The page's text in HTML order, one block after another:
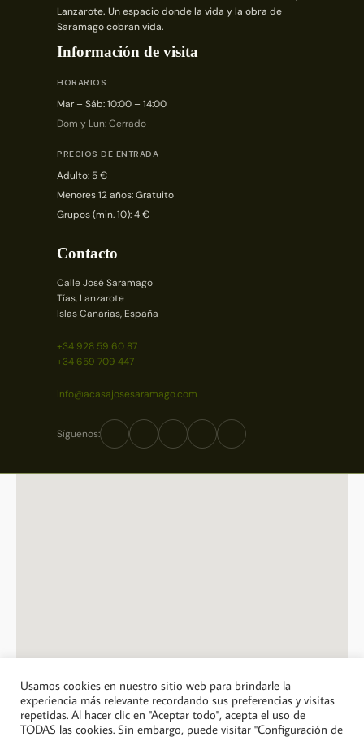
Lanzarote. Un espacio donde la vida y la obra de
Saramago cobran vida.
Información de visita
HORARIOS
Mar – Sáb: 10:00 – 14:00
Dom y Lun: Cerrado
PRECIOS DE ENTRADA
Adulto: 5 €
Menores 12 años: Gratuito
Grupos (min. 10): 4 €
Contacto
Calle José Saramago
Tías, Lanzarote
Islas Canarias, España
+34 928 59 60 87
+34 659 709 447
info@acasajosesaramago.com
Síguenos:
© 2026 A Casa Jose Saramago. Todos los derechos reservados.
Usamos cookies en nuestro sitio web para brindarle la
experiencia más relevante recordando sus preferencias y visitas
repetidas. Al hacer clic en "Aceptar todo", acepta el uso de
TODAS las cookies. Sin embargo, puede visitar "Configuración de